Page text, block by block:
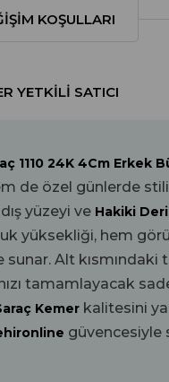
KOŞULLARI
YETKILI SATICI
1110 24K 4Cm Erkek
de özel günlerde
dış yüzeyi ve Hakiki Deri
yüksekliği, hem
sunar. Alt kısmındaki
tamamlayacak
Kemer kalitesini
güvencesiyle